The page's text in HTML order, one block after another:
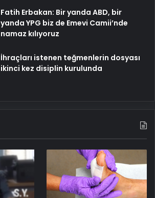
Fatih Erbakan: Bir yanda ABD, bir
yanda YPG biz de Emevi Camii’nde
namaz kılıyoruz
İhraçları istenen teğmenlerin dosyası
ikinci kez disiplin kurulunda